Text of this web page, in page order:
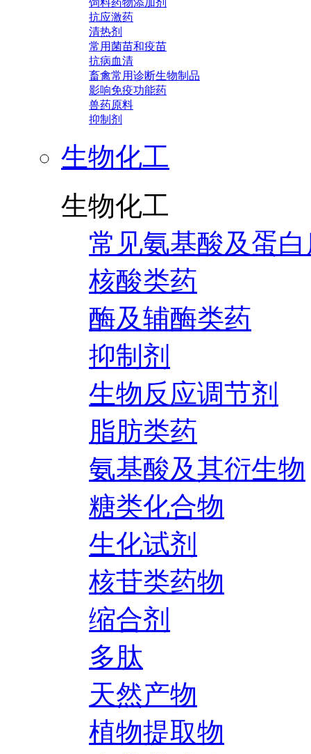
饲料药物添加剂
抗应激药
清热剂
常用菌苗和疫苗
抗病血清
畜禽常用诊断生物制品
影响免疫功能药
兽药原料
抑制剂
生物化工
生物化工
常见氨基酸及蛋
核酸类药
酶及辅酶类药
抑制剂
生物反应调节剂
脂肪类药
氨基酸及其衍生物
糖类化合物
生化试剂
核苷类药物
缩合剂
多肽
天然产物
植物提取物